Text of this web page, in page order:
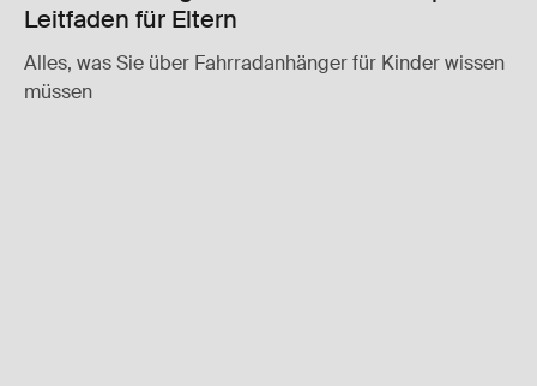
Leitfaden für Eltern
Alles, was Sie über Fahrradanhänger für Kinder wissen
müssen